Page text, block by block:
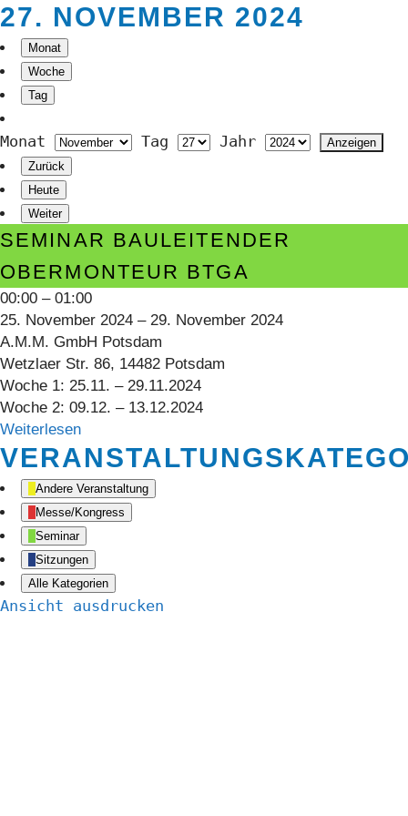
27. NOVEMBER 2024
Monat
Woche
Tag
Monat Tag Jahr
Zurück
Heute
Weiter
Seminar
Obermonteur
BTGA
SEMINAR BAULEITENDER
OBERMONTEUR BTGA
00:00 – 01:00
25. November 2024 – 29. November 2024
A.M.M. GmbH Potsdam
Wetzlaer Str. 86, 14482 Potsdam
Woche 1: 25.11. – 29.11.2024
Woche 2: 09.12. – 13.12.2024
Weiterlesen
Andere Veranstaltung
Messe/Kongress
Seminar
Sitzungen
Alle Kategorien
Ansicht ausdrucken